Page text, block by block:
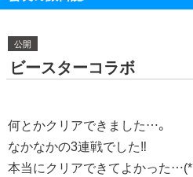
公開
ビースターコラボ
何とかクリアできました…。
なかなかの3連戦でした‼︎
本当にクリアできてよかった